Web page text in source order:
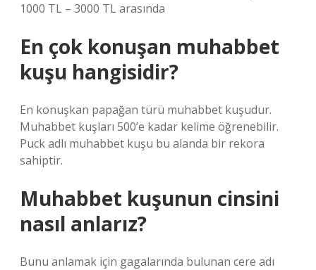
1000 TL – 3000 TL arasında
En çok konuşan muhabbet
kuşu hangisidir?
En konuşkan papağan türü muhabbet kuşudur.
Muhabbet kuşları 500’e kadar kelime öğrenebilir.
Puck adlı muhabbet kuşu bu alanda bir rekora
sahiptir.
Muhabbet kuşunun cinsini
nasıl anlarız?
Bunu anlamak için gagalarında bulunan cere adı